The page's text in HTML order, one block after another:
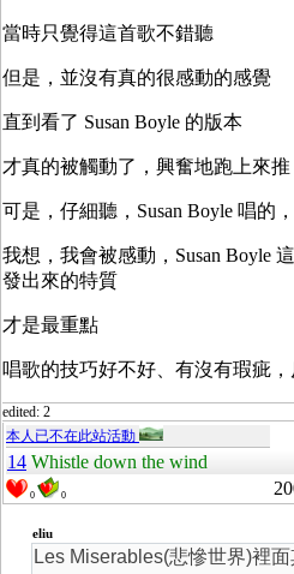
當時只覺得這首歌不錯聽
但是，並沒有真的很感動的感覺
直到看了 Susan Boyle 的版本
才真的被觸動了，興奮地跑上來推
可是，仔細聽，Susan Boyle 唱的
我想，我會被感動，Susan Boyle
發出來的特質
才是最重點
唱歌的技巧好不好、有沒有瑕疵
edited: 2
本人已不在此站活動
14 Whistle down the wind
0 0
eliu
Les Miserables(悲慘世界)裡